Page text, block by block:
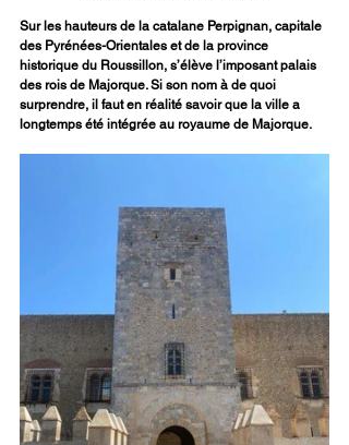
Sur les hauteurs de la catalane Perpignan, capitale
des Pyrénées-Orientales et de la province
historique du Roussillon, s’élève l’imposant palais
des rois de Majorque. Si son nom à de quoi
surprendre, il faut en réalité savoir que la ville a
longtemps été intégrée au royaume de Majorque.